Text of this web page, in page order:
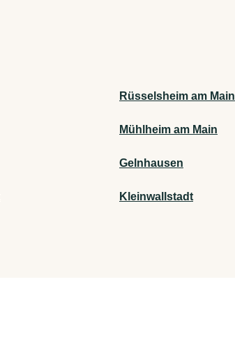
Rüsselsheim am Main
Mühlheim am Main
Gelnhausen
Kleinwallstadt